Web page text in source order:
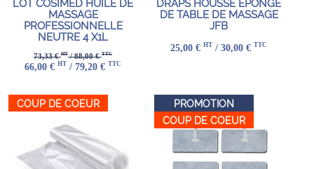
LOT COSIMED HUILE DE
MASSAGE
PROFESSIONNELLE
NEUTRE 4 X1L
73,33 €HT/ 88,00 €TTC
66,00 € HT / 79,20 € TTC
DRAPS HOUSSE ÉPONGE
DE TABLE DE MASSAGE
JFB
25,00 € HT / 30,00 € TTC
COUP DE COEUR
PROMOTION
COUP DE COEUR